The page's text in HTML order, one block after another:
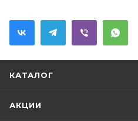
повреждениям и
веществ. Профильное
решетка слива и
сантехники в стиле ретро.
КАТАЛОГ
АКЦИИ